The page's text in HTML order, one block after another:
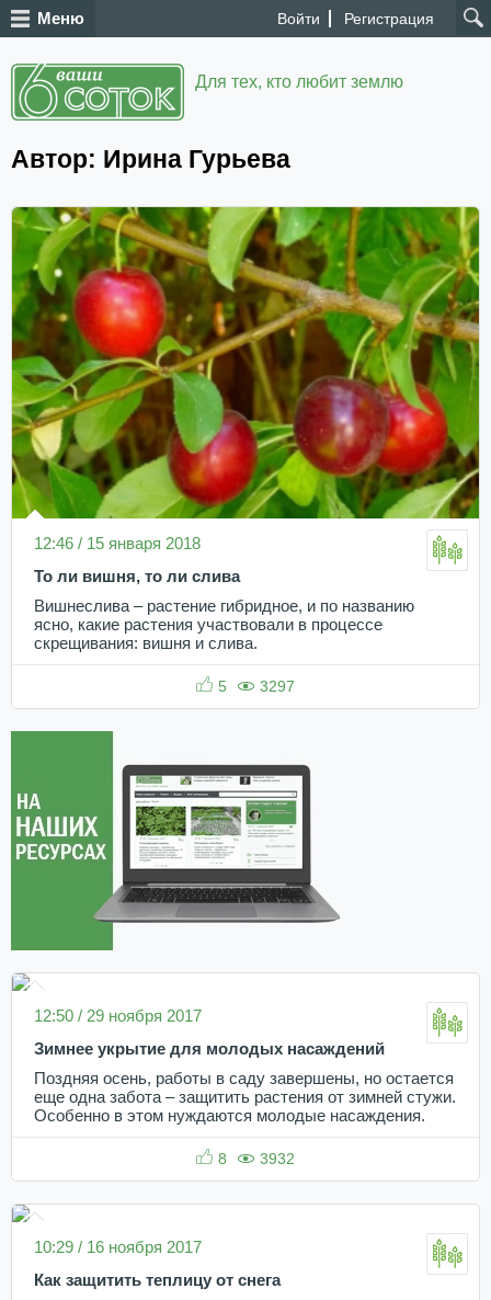
Войти Регистрация
Меню
Для тех, кто любит землю
Автор: Ирина Гурьева
12:46 / 15 января 2018
То ли вишня, то ли слива
Вишнеслива – растение гибридное, и по названию
ясно, какие растения участвовали в процессе
скрещивания: вишня и слива.
5 3297
12:50 / 29 ноября 2017
Зимнее укрытие для молодых насаждений
Поздняя осень, работы в саду завершены, но остается
еще одна забота – защитить растения от зимней стужи.
Особенно в этом нуждаются молодые насаждения.
8 3932
10:29 / 16 ноября 2017
Как защитить теплицу от снега